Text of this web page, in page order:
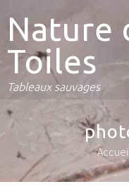
Nature
Toiles
Tableaux sauvages